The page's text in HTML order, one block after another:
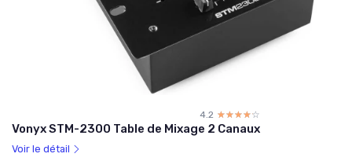
4.2 ☆☆☆☆☆
★★★★★
Vonyx STM-2300 Table de Mixage 2 Canaux
Voir le détail